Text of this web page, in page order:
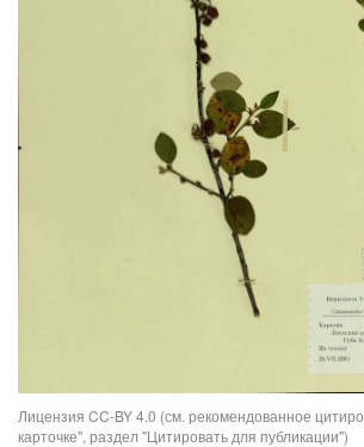
Лицензия CC-BY 4.0 (см. рекомендованное
карточке", раздел "Цитировать для публикации")